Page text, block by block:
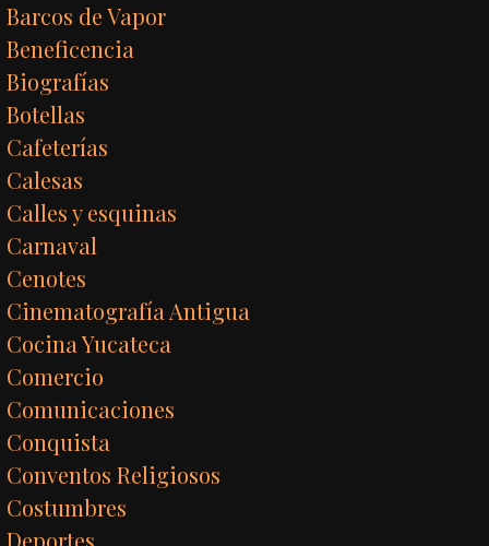
Barcos de Vapor
Beneficencia
Biografías
Botellas
Cafeterías
Calesas
Calles y esquinas
Carnaval
Cenotes
Cinematografía Antigua
Cocina Yucateca
Comercio
Comunicaciones
Conquista
Conventos Religiosos
Costumbres
Deportes